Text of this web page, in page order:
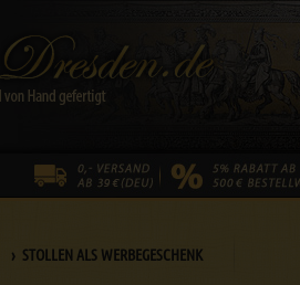
› STOLLEN ALS WERBEGESCHENK